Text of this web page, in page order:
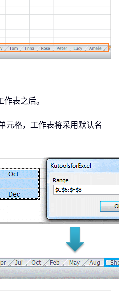
表之后。
元格，工作表将采用默认名